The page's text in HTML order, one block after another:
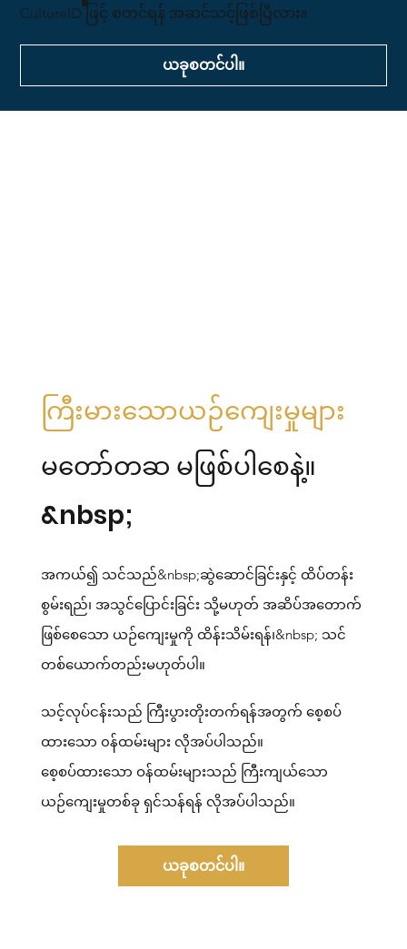
CultureID ဖြင့် စတင်ရန် အဆင်သင့်ဖြစ်ပြီလား။
ယခုစတင်ပါ။
ကြီးမားသောယဉ်ကျေးမှုများ
မတော်တဆ မဖြစ်ပါစေနဲ့။
&nbsp;
အကယ်၍ သင်သည်&nbsp;ဆွဲဆောင်ခြင်းနှင့် ထိပ်တန်း
စွမ်းရည်၊ အသွင်ပြောင်းခြင်း သို့မဟုတ် အဆိပ်အတောက်
ဖြစ်စေသော ယဉ်ကျေးမှုကို ထိန်းသိမ်းရန်၊&nbsp; သင်
တစ်ယောက်တည်းမဟုတ်ပါ။
သင့်လုပ်ငန်းသည် ကြီးပွားတိုးတက်ရန်အတွက် စေ့စပ်
ထားသော ၀န်ထမ်းများ လိုအပ်ပါသည်။
စေ့စပ်ထားသော ဝန်ထမ်းများသည် ကြီးကျယ်သော
ယဉ်ကျေးမှုတစ်ခု ရှင်သန်ရန် လိုအပ်ပါသည်။
ယခုစတင်ပါ။